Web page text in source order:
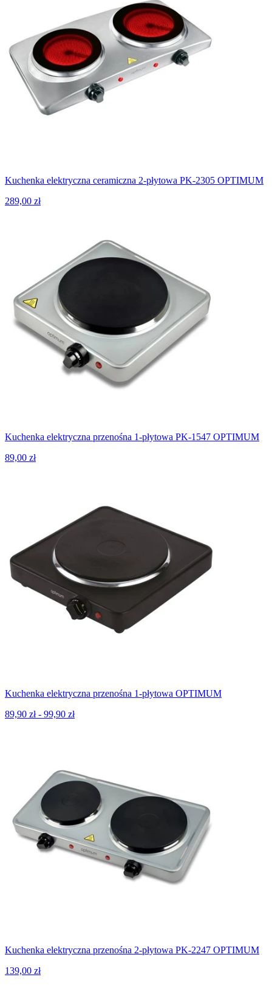
Kuchenka elektryczna ceramiczna 2-płytowa PK-2305 OPTIMUM
289,00 zł
Kuchenka elektryczna przenośna 1-płytowa PK-1547 OPTIMUM
89,00 zł
Kuchenka elektryczna przenośna 1-płytowa OPTIMUM
89,90 zł - 99,90 zł
Kuchenka elektryczna przenośna 2-płytowa PK-2247 OPTIMUM
139,00 zł